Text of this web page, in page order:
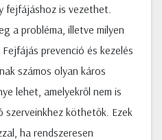
fejfájáshoz is vezethet.
a probléma, illetve milyen
prevenció és kezelés
számos olyan káros
lehet, amelyekről nem is
köthetők. Ezek
ha rendszeresen